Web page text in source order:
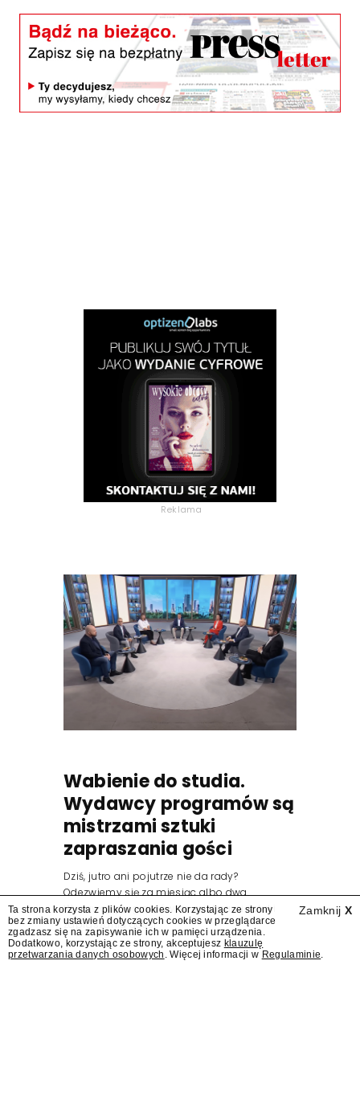
Reklama
Wabienie do studia.
Wydawcy programów są
mistrzami sztuki
zapraszania gości
Dziś, jutro ani pojutrze nie da rady?
Odezwiemy się za miesiąc albo dwa.
Wydawcy programów są mistrzami sztuki
zapraszania gości.
Zamknij X
Ta strona korzysta z plików cookies. Korzystając ze strony
bez zmiany ustawień dotyczących cookies w przeglądarce
zgadzasz się na zapisywanie ich w pamięci urządzenia.
Dodatkowo, korzystając ze strony, akceptujesz klauzulę
przetwarzania danych osobowych . Więcej informacji w Regulaminie.